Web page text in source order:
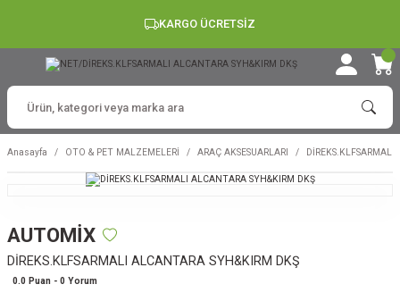
KARGO ÜCRETSİZ
Anasayfa OTO & PET MALZEMELERİ ARAÇ AKSESUARLARI
AUTOMİX
DİREKS.KLFSARMALI ALCANTARA SYH&KIRM DKŞ
0.0 Puan - 0 Yorum